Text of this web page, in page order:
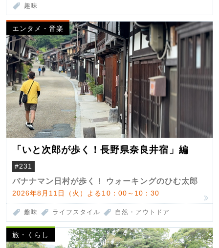
趣味
エンタメ・音楽
「いと次郎が歩く！長野県奈良井宿」編
#231
バナナマン日村が歩く！ ウォーキングのひむ太郎
2026年8月11日（火）よる10：00～10：30
趣味 ライフスタイル 自然・アウトドア
旅・くらし